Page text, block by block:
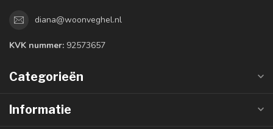
diana@woonveghel.nl
KVK nummer: 92573657
Categorieën
Informatie